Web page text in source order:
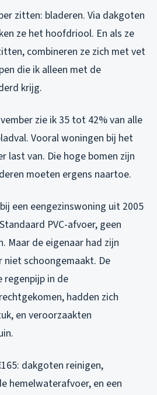
zitten: bladeren. Via dakgoten
ze het hoofdriool. En als ze
combineren ze zich met vet
die ik alleen met de
krijg.
zie ik 35 tot 42% van alle
Vooral woningen bij het
last van. Die hoge bomen zijn
moeten ergens naartoe.
een eengezinswoning uit 2005
PVC-afvoer, geen
Maar de eigenaar had zijn
schoongemaakt. De
regenpijp in de
hadden zich
en veroorzaakten
dakgoten reinigen,
hemelwaterafvoer, en een